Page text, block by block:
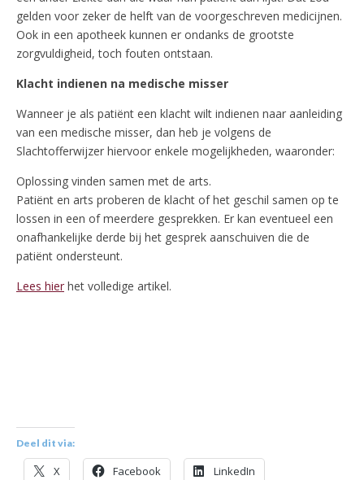
gelden voor zeker de helft van de voorgeschreven medicijnen.
Ook in een apotheek kunnen er ondanks de grootste
zorgvuldigheid, toch fouten ontstaan.
Klacht indienen na medische misser
Wanneer je als patiënt een klacht wilt indienen naar aanleiding
van een medische misser, dan heb je volgens de
Slachtofferwijzer hiervoor enkele mogelijkheden, waaronder:
Oplossing vinden samen met de arts.
Patiënt en arts proberen de klacht of het geschil samen op te
lossen in een of meerdere gesprekken. Er kan eventueel een
onafhankelijke derde bij het gesprek aanschuiven die de
patiënt ondersteunt.
Lees hier het volledige artikel.
Deel dit via:
X Facebook LinkedIn